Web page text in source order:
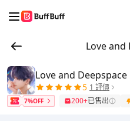
Love and
Love and Deepspace
5 1 評價
7%OFF 200+已售出